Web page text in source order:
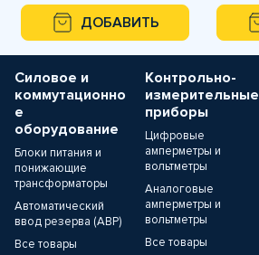
ДОБАВИТЬ
Силовое и
коммутационно
е
оборудование
Блоки питания и
понижающие
трансформаторы
Автоматический
ввод резерва (АВР)
Все товары
Контрольно-
измерительные
приборы
Цифровые
амперметры и
вольтметры
Аналоговые
амперметры и
вольтметры
Все товары